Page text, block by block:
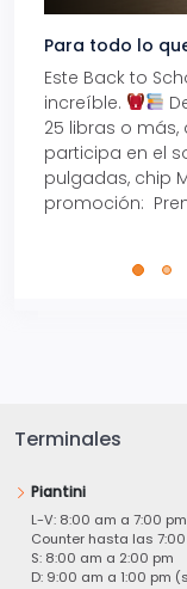
Para todo lo
Este Back to
increíble.
25 libras o más,
participa en el
pulgadas, chip
promoción:
Terminales
Piantini
L-V: 8:00 am a 7:00 pm
Counter hasta las
S: 8:00 am a 2:00 pm
D: 9:00 am a 1:00 pm